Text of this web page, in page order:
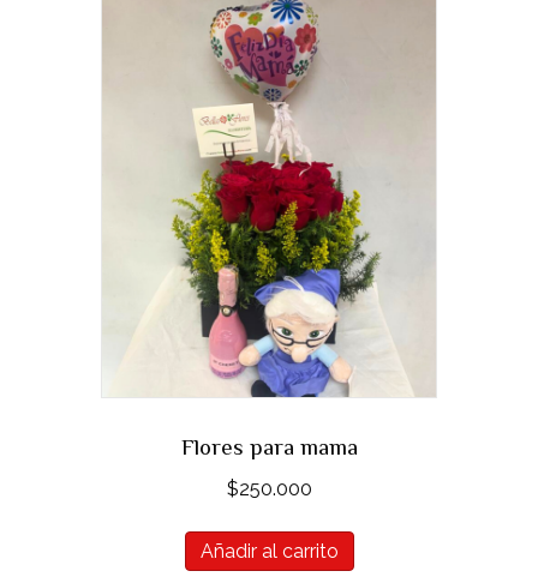
Flores para mama
$250.000
Añadir al carrito